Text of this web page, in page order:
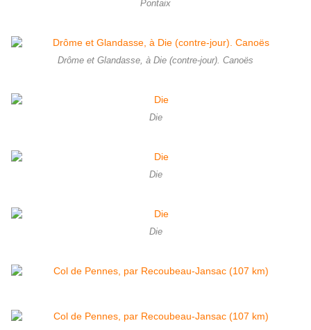
Pontaix
Drôme et Glandasse, à Die (contre-jour). Canoës
Die
Die
Die